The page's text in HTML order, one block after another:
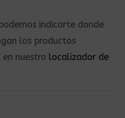
indicarte donde
los productos
nuestro localizador de